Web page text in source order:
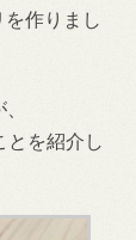
作りまし
を紹介し